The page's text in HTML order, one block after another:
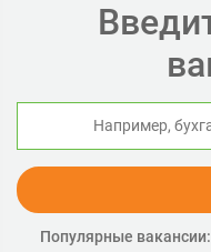
Популярные вакансии: